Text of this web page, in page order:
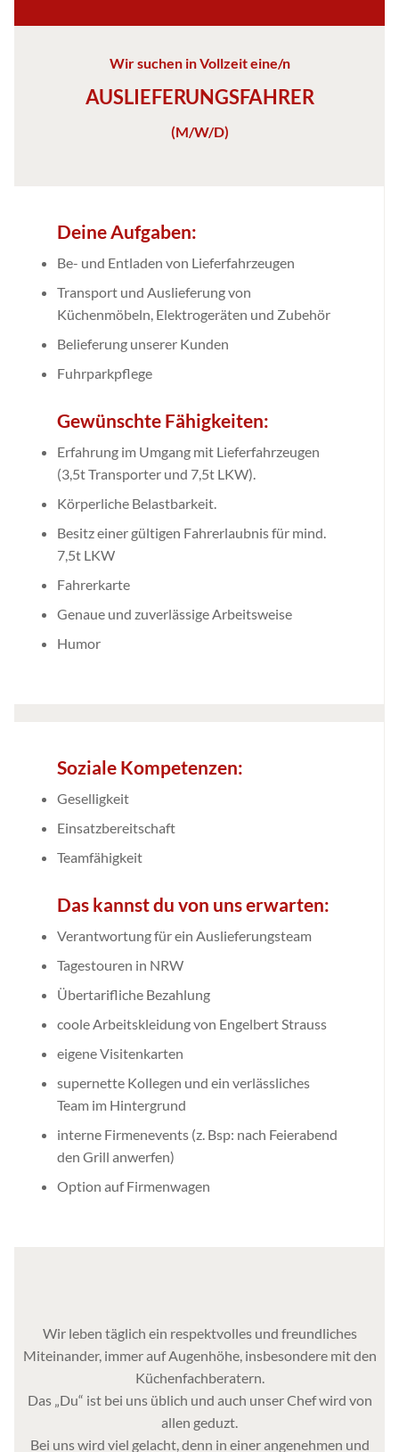
Wir suchen in Vollzeit eine/n
AUSLIEFERUNGSFAHRER
(M/W/D)
Deine Aufgaben:
Be- und Entladen von Lieferfahrzeugen
Transport und Auslieferung von
Küchenmöbeln, Elektrogeräten und Zubehör
Belieferung unserer Kunden
Fuhrparkpflege
Gewünschte Fähigkeiten:
Erfahrung im Umgang mit Lieferfahrzeugen
(3,5t Transporter und 7,5t LKW).
Körperliche Belastbarkeit.
Besitz einer gültigen Fahrerlaubnis für mind.
7,5t LKW
Fahrerkarte
Genaue und zuverlässige Arbeitsweise
Humor
Soziale Kompetenzen:
Geselligkeit
Einsatzbereitschaft
Teamfähigkeit
Das kannst du von uns erwarten:
Verantwortung für ein Auslieferungsteam
Tagestouren in NRW
Übertarifliche Bezahlung
coole Arbeitskleidung von Engelbert Strauss
eigene Visitenkarten
supernette Kollegen und ein verlässliches
Team im Hintergrund
interne Firmenevents (z. Bsp: nach Feierabend
den Grill anwerfen)
Option auf Firmenwagen
Wir leben täglich ein respektvolles und freundliches
Miteinander, immer auf Augenhöhe, insbesondere mit den
Küchenfachberatern.
Das „Du“ ist bei uns üblich und auch unser Chef wird von
allen geduzt.
Bei uns wird viel gelacht, denn in einer angenehmen und